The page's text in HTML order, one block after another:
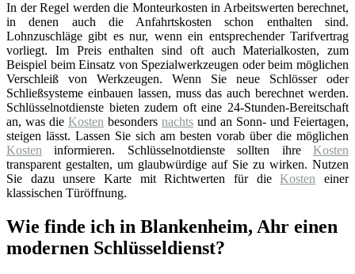
In der Regel werden die Monteurkosten in Arbeitswerten berechnet,
in denen auch die Anfahrtskosten schon enthalten sind.
Lohnzuschläge gibt es nur, wenn ein entsprechender Tarifvertrag
vorliegt. Im Preis enthalten sind oft auch Materialkosten, zum
Beispiel beim Einsatz von Spezialwerkzeugen oder beim möglichen
Verschleiß von Werkzeugen. Wenn Sie neue Schlösser oder
Schließsysteme einbauen lassen, muss das auch berechnet werden.
Schlüsselnotdienste bieten zudem oft eine 24-Stunden-Bereitschaft
an, was die Kosten besonders nachts und an Sonn- und Feiertagen,
steigen lässt. Lassen Sie sich am besten vorab über die möglichen
Kosten informieren. Schlüsselnotdienste sollten ihre Kosten
transparent gestalten, um glaubwürdige auf Sie zu wirken. Nutzen
Sie dazu unsere Karte mit Richtwerten für dieKosten einer
klassischen Türöffnung.
Wie finde ich in Blankenheim, Ahr einen
modernen Schlüsseldienst?